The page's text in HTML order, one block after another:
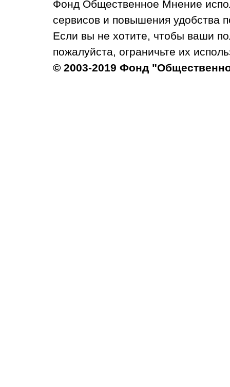
Фонд Общественное Мнение
сервисов и повышения удобства
Если вы не хотите, чтобы ваши
пожалуйста, ограничьте их
© 2003-2019 Фонд